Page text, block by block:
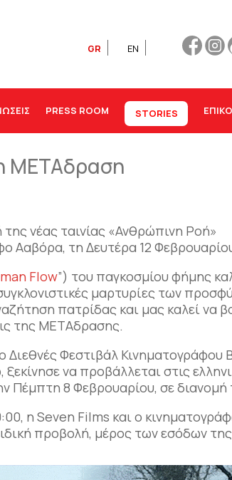
GR EN
PRESS ROOM STORIES
ΜΕΤΑδραση
νέας ταινίας «Ανθρώπινη Ροή»
Ααβόρα, τη Δευτέρα 12
Flow”) του παγκοσμίου φήμης
μαρτυρίες των
πατρίδας και μας καλεί να
της ΜΕΤΑδρασης.
Φεστιβάλ Κινηματογράφου
να προβάλλεται στις
Πέμπτη 8 Φεβρουαρίου, σε
η Seven Films και ο
προβολή, μέρος των εσόδων